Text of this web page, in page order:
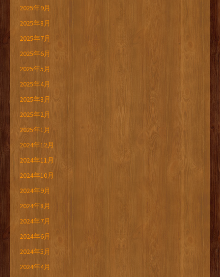
2025年9月
2025年8月
2025年7月
2025年6月
2025年5月
2025年4月
2025年3月
2025年2月
2025年1月
2024年12月
2024年11月
2024年10月
2024年9月
2024年8月
2024年7月
2024年6月
2024年5月
2024年4月